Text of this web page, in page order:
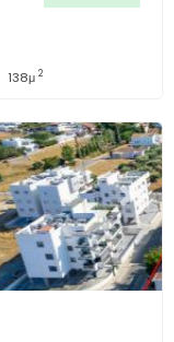
138μ 2
Επόμενο